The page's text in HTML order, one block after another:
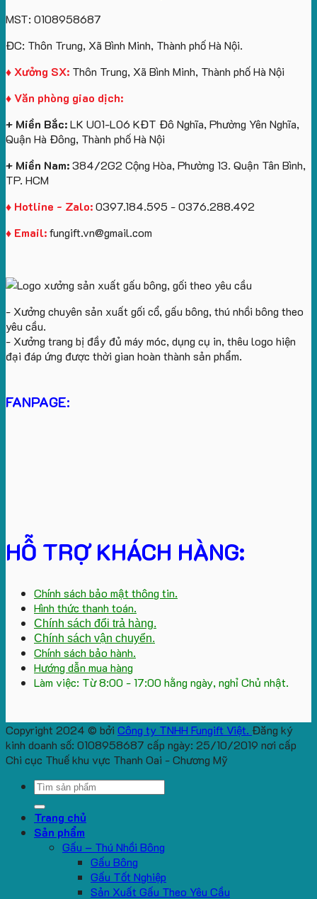
Công
Ty
Lữ
lớn
logo
Trung
số
lượng
lớn
theo
cầu
giấy
in
logo
MST: 0108958687
ĐC: Thôn Trung, Xã Bình Minh, Thành phố Hà Nội.
♦ Xưởng SX: Thôn Trung, Xã Bình Minh, Thành phố Hà Nội
♦ Văn phòng giao dịch:
+ Miền Bắc:LK U01-L06 KĐT Đô Nghĩa, Phường Yên Nghĩa,
Quận Hà Đông, Thành phố Hà Nội
+ Miền Nam:384/2G2 Cộng Hòa, Phường 13. Quận Tân Bình,
TP. HCM
♦ Hotline - Zalo:0397.184.595 - 0376.288.492
♦ Email:fungift.vn@gmail.com
- Xưởng chuyên sản xuất gối cổ, gấu bông, thú nhồi bông theo
yêu cầu.
- Xưởng trang bị đầy đủ máy móc, dụng cụ in, thêu logo hiện
đại đáp ứng được thời gian hoàn thành sản phẩm.
FANPAGE:
HỖ TRỢ KHÁCH HÀNG:
Chính sách bảo mật thông tin.
Hình thức thanh toán.
Chính sách đổi trả hàng.
Chính sách vận chuyển.
Chính sách bảo hành.
Hướng dẫn mua hàng
Làm việc: Từ 8:00 - 17:00 hằng ngày, nghỉ Chủ nhật.
Copyright 2024 © bởi Công ty TNHH Fungift Việt. Đăng ký
kinh doanh số: 0108958687 cấp ngày: 25/10/2019 nơi cấp
Chi cục Thuế khu vực Thanh Oai - Chương Mỹ
Search
Trang chủ
Sản phẩm
Gấu – Thú Nhồi Bông
Gấu Bông
Gấu Tốt Nghiệp
Sản Xuất Gấu Theo Yêu Cầu